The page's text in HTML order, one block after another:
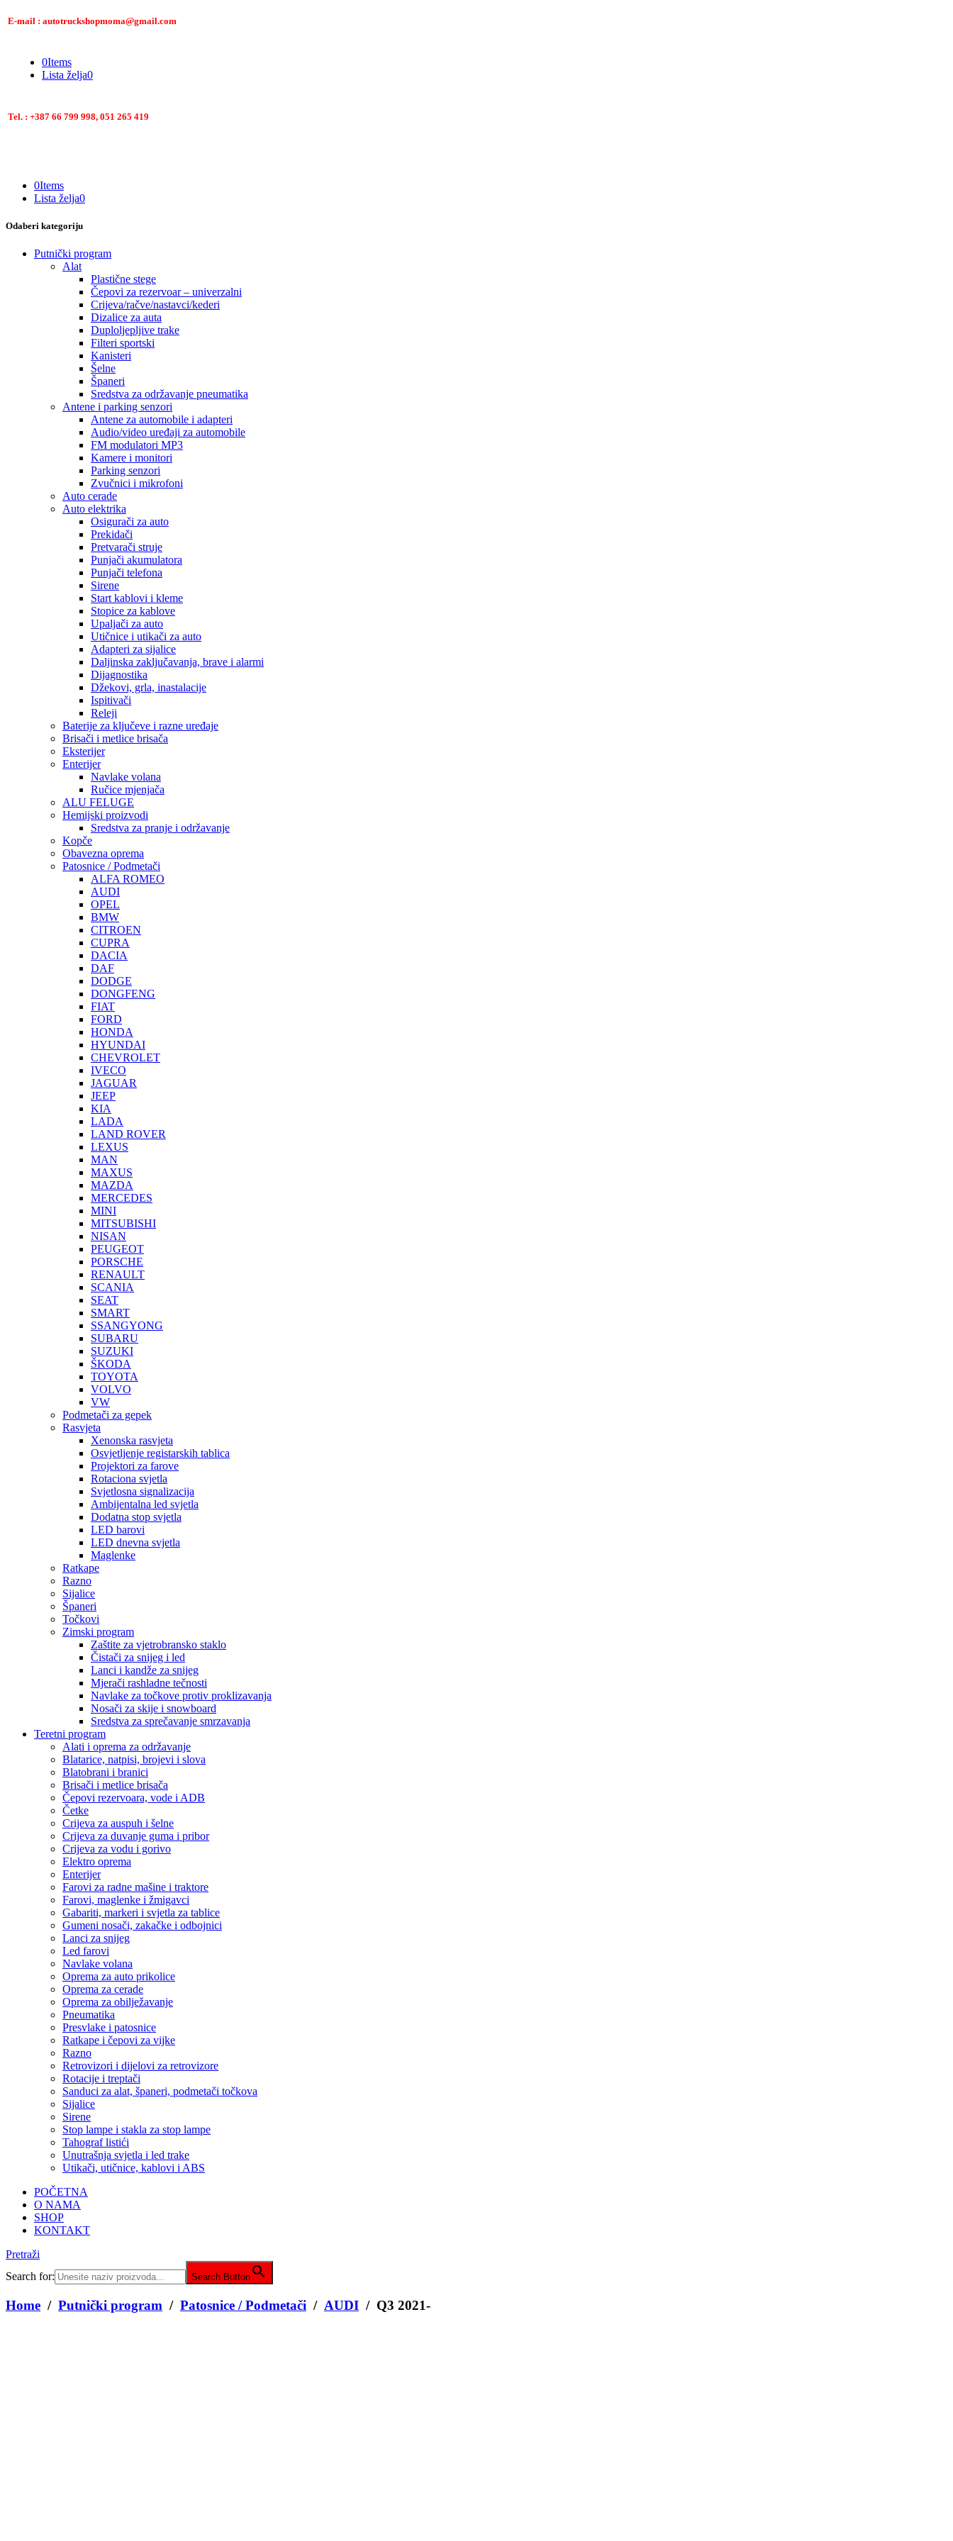
E-mail : autotruckshopmoma@gmail.com
0Items
Lista želja0
Tel. : +387 66 799 998, 051 265 419
0Items
Lista želja0
Odaberi kategoriju
Putnički program
Alat
Plastične stege
Čepovi za rezervoar – univerzalni
Crijeva/račve/nastavci/kederi
Dizalice za auta
Duploljepljive trake
Filteri sportski
Kanisteri
Šelne
Španeri
Sredstva za održavanje pneumatika
Antene i parking senzori
Antene za automobile i adapteri
Audio/video uređaji za automobile
FM modulatori MP3
Kamere i monitori
Parking senzori
Zvučnici i mikrofoni
Auto cerade
Auto elektrika
Osigurači za auto
Prekidači
Pretvarači struje
Punjači akumulatora
Punjači telefona
Sirene
Start kablovi i kleme
Stopice za kablove
Upaljači za auto
Utičnice i utikači za auto
Adapteri za sijalice
Daljinska zaključavanja, brave i alarmi
Dijagnostika
Džekovi, grla, inastalacije
Ispitivači
Releji
Baterije za ključeve i razne uređaje
Brisači i metlice brisača
Eksterijer
Enterijer
Navlake volana
Ručice mjenjača
ALU FELUGE
Hemijski proizvodi
Sredstva za pranje i održavanje
Kopče
Obavezna oprema
Patosnice / Podmetači
ALFA ROMEO
AUDI
OPEL
BMW
CITROEN
CUPRA
DACIA
DAF
DODGE
DONGFENG
FIAT
FORD
HONDA
HYUNDAI
CHEVROLET
IVECO
JAGUAR
JEEP
KIA
LADA
LAND ROVER
LEXUS
MAN
MAXUS
MAZDA
MERCEDES
MINI
MITSUBISHI
NISAN
PEUGEOT
PORSCHE
RENAULT
SCANIA
SEAT
SMART
SSANGYONG
SUBARU
SUZUKI
ŠKODA
TOYOTA
VOLVO
VW
Podmetači za gepek
Rasvjeta
Xenonska rasvjeta
Osvjetljenje registarskih tablica
Projektori za farove
Rotaciona svjetla
Svjetlosna signalizacija
Ambijentalna led svjetla
Dodatna stop svjetla
LED barovi
LED dnevna svjetla
Maglenke
Ratkape
Razno
Sijalice
Španeri
Točkovi
Zimski program
Zaštite za vjetrobransko staklo
Čistači za snijeg i led
Lanci i kandže za snijeg
Mjerači rashladne tečnosti
Navlake za točkove protiv proklizavanja
Nosači za skije i snowboard
Sredstva za sprečavanje smrzavanja
Teretni program
Alati i oprema za održavanje
Blatarice, natpisi, brojevi i slova
Blatobrani i branici
Brisači i metlice brisača
Čepovi rezervoara, vode i ADB
Četke
Crijeva za auspuh i šelne
Crijeva za duvanje guma i pribor
Crijeva za vodu i gorivo
Elektro oprema
Enterijer
Farovi za radne mašine i traktore
Farovi, maglenke i žmigavci
Gabariti, markeri i svjetla za tablice
Gumeni nosači, zakačke i odbojnici
Lanci za snijeg
Led farovi
Navlake volana
Oprema za auto prikolice
Oprema za cerade
Oprema za obilježavanje
Pneumatika
Presvlake i patosnice
Ratkape i čepovi za vijke
Razno
Retrovizori i dijelovi za retrovizore
Rotacije i treptači
Sanduci za alat, španeri, podmetači točkova
Sijalice
Sirene
Stop lampe i stakla za stop lampe
Tahograf listići
Unutrašnja svjetla i led trake
Utikači, utičnice, kablovi i ABS
POČETNA
O NAMA
SHOP
KONTAKT
Pretraži
Search for:
Search Button
Home / Putnički program / Patosnice / Podmetači / AUDI / Q3 2021-